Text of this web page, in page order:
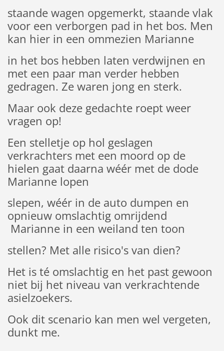
staande wagen opgemerkt, staande vlak
voor een verborgen pad in het bos. Men
kan hier in een ommezien Marianne
in het bos hebben laten verdwijnen en
met een paar man verder hebben
gedragen. Ze waren jong en sterk.
Maar ook deze gedachte roept weer
vragen op!
Een stelletje op hol geslagen
verkrachters met een moord op de
hielen gaat daarna wéér met de dode
Marianne lopen
slepen, wéér in de auto dumpen en
opnieuw omslachtig omrijdend
Marianne in een weiland ten toon
stellen? Met alle risico's van dien?
Het is té omslachtig en het past gewoon
niet bij het niveau van verkrachtende
asielzoekers.
Ook dit scenario kan men wel vergeten,
dunkt me.